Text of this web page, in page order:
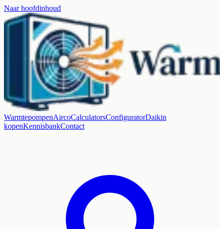
Naar hoofdinhoud
WarmtepompenAircoCalculatorsConfiguratorDaikin
kopenKennisbankContact